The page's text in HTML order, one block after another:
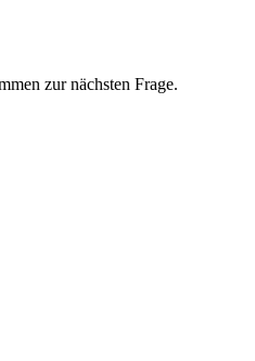
zur nächsten Frage.